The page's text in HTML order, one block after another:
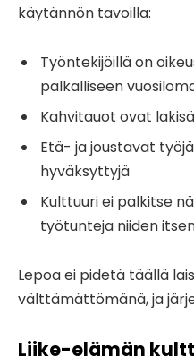
käytännön tavoilla:
Työntekijöillä on
palkalliseen
Kahvitauot ovat
Etä- ja joustavat
hyväksyttyjä
Kulttuuri ei palkitse
työtunteja niiden
Lepoa ei pidetä täällä
välttämättömänä, ja
Liike-elämän